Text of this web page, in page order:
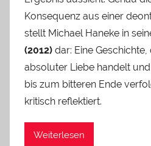
Konsequenz aus einer
stellt Michael Haneke in
(2012) dar: Eine
absoluter Liebe handelt
bis zum bitteren Ende
kritisch reflektiert.
Weiterlesen